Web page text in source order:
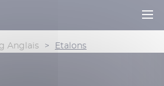
Anglais > Etalons